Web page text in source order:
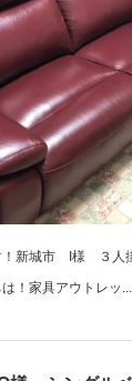
！新城市 I様 ３人
！家具アウトレッ...